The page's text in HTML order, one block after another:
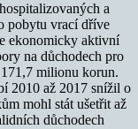
a
pobytu vrací dříve
ekonomicky aktivní
na důchodech pro
milionu korun.
2010 až 2017 snížil o
mohl stát ušetřit až
důchodech